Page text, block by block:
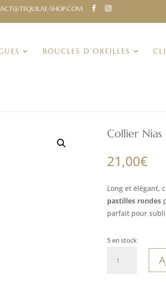
SHOP.COM
BOUCLES D’OREILLES
Collier Nias
21,00€
Long et élégant,
pastilles rondes
parfait pour
5 en stock